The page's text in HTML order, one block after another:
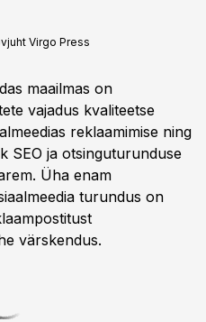
Virgo Press
maailmas on
vajadus kvaliteetse
reklaamimise ning
SEO ja otsinguturunduse
Üha enam
turundus on
värskendus.